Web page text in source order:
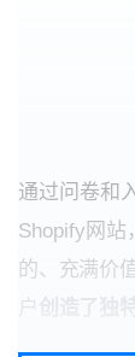
通过问卷和
Shopify网站
的、充满价
户